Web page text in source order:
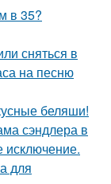
в 35?
сняться в
на песню
беляши!
сэндлера в
исключение.
для